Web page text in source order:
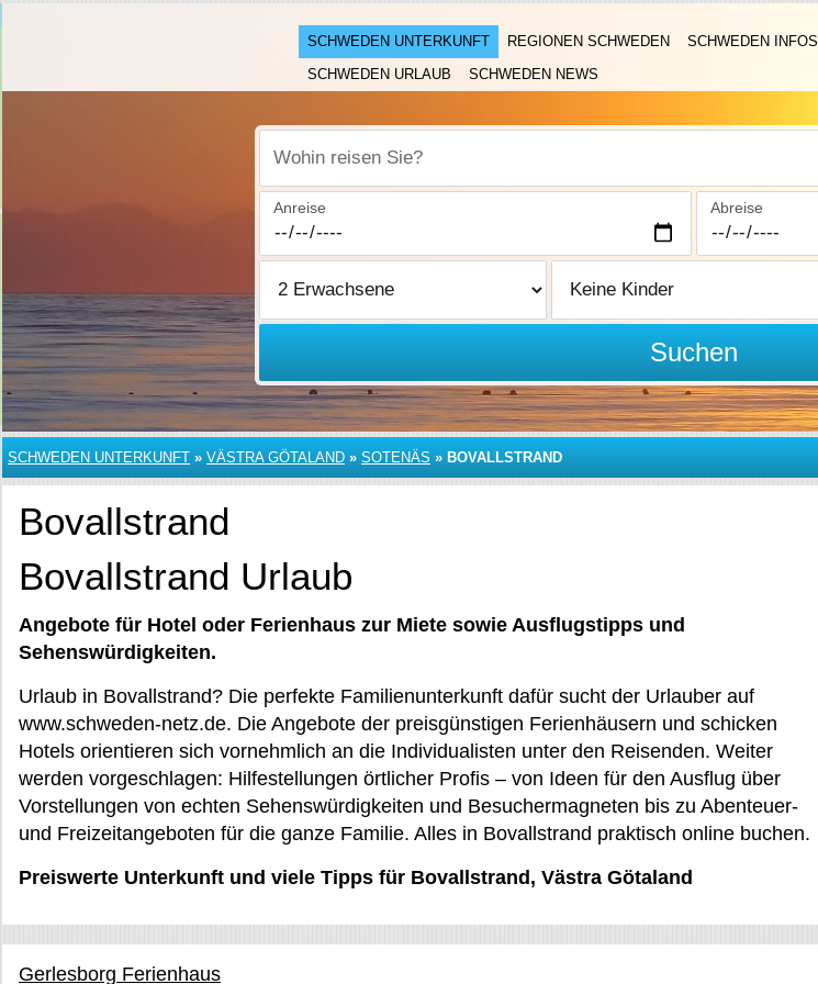
SCHWEDEN UNTERKUNFT REGIONEN SCHWEDEN
SCHWEDEN INFOS
SCHWEDEN URLAUB
SCHWEDEN NEWS
Wohin reisen Sie?
Anreise Abreise
Suchen
SCHWEDEN UNTERKUNFT » VÄSTRA GÖTALAND » SOTENÄS » BOVALLSTRAND
Bovallstrand
Bovallstrand Urlaub
Angebote für Hotel oder Ferienhaus zur Miete sowie Ausflugstipps und
Sehenswürdigkeiten.
Urlaub in Bovallstrand? Die perfekte Familienunterkunft dafür sucht der Urlauber auf
www.schweden-netz.de. Die Angebote der preisgünstigen Ferienhäusern und schicken
Hotels orientieren sich vornehmlich an die Individualisten unter den Reisenden. Weiter
werden vorgeschlagen: Hilfestellungen örtlicher Profis – von Ideen für den Ausflug über
Vorstellungen von echten Sehenswürdigkeiten und Besuchermagneten bis zu Abenteuer-
und Freizeitangeboten für die ganze Familie. Alles in Bovallstrand praktisch online buchen.
Preiswerte Unterkunft und viele Tipps für Bovallstrand, Västra Götaland
Gerlesborg Ferienhaus